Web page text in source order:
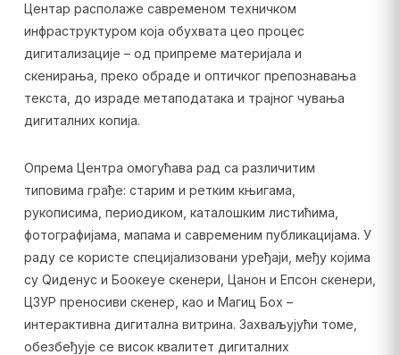
Центар располаже савременом техничком
инфраструктуром која обухвата цео процес
дигитализације – од припреме материјала и
скенирања, преко обраде и оптичког препознавања
текста, до израде метаподатака и трајног чувања
дигиталних копија.
Опрема Центра омогућава рад са различитим
типовима грађе: старим и ретким књигама,
рукописима, периодиком, каталошким листићима,
фотографијама, мапама и савременим публикацијама. У
раду се користе специјализовани уређаји, међу којима
су Qиденус и Боокеyе скенери, Цанон и Епсон скенери,
ЦЗУР преносиви скенер, као и Магиц Боx –
интерактивна дигитална витрина. Захваљујући томе,
обезбеђује се висок квалитет дигиталних